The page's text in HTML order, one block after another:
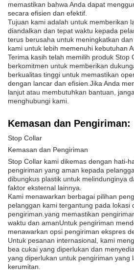
memastikan bahwa Anda dapat
secara efisien dan efektif.
Tujuan kami adalah untuk memberikan
diandalkan dan tepat waktu kepada
terus berusaha untuk meningkatkan
kami untuk lebih memenuhi kebutuhan
Terima kasih telah memilih produk Stop
berkomitmen untuk memberikan
berkualitas tinggi untuk memastikan
dengan lancar dan efisien.Jika Anda
lanjut atau membutuhkan bantuan,
menghubungi kami.
Kemasan dan Pengiriman:
Stop Collar
Kemasan dan Pengiriman
Stop Collar kami dikemas dengan hati-
pengiriman yang aman kepada
dibungkus plastik untuk melindunginya
faktor eksternal lainnya.
Kami menawarkan berbagai pilihan
pelanggan kami tergantung pada lokasi
pengiriman.yang memastikan
waktu dan amanUntuk pengiriman
menawarkan opsi pengiriman ekspres
Untuk pesanan internasional, kami
bea cukai yang diperlukan dan
yang diperlukan untuk pengiriman yang
kerumitan.